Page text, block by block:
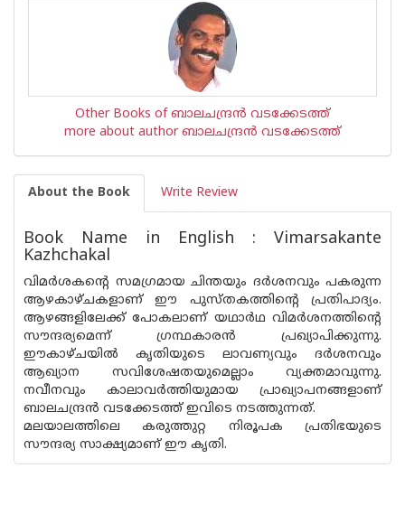
Other Books of ബാലചന്ദ്രന്‍‌ വടക്കേടത്ത്
more about author ബാലചന്ദ്രന്‍‌ വടക്കേടത്ത്
About the Book Write Review
Book Name in English : Vimarsakante
Kazhchakal
വിമര്‍ശകന്റെ സമഗ്രമായ ചിന്തയും ദര്‍ശനവും പകരുന്ന
ആഴകാഴ്ചകളാണ് ഈ പുസ്തകത്തിന്റെ പ്രതിപാദ്യം.
ആഴങ്ങളിലേക്ക് പോകലാണ് യഥാര്‍ഥ വിമര്‍ശനത്തിന്റെ
സൗന്ദര്യമെന്ന് ഗ്രന്ഥകാര‌ന്‍ പ്രഖ്യാപിക്കുന്നു.
ഈകാഴ്ചയില്‍ കൃതിയുടെ ലാവണ്യവും ദര്‍ശനവും
ആഖ്യാന സവിശേഷതയുമെല്ലാം വ്യക്തമാവുന്നു.
നവീനവും കാലാവര്‍ത്തിയുമായ പ്രാഖ്യാപനങ്ങളാണ്
ബാലചന്ദ്ര‌ന്‍ വടക്കേടത്ത് ഇവിടെ നടത്തുന്നത്.
മലയാലത്തിലെ കരുത്തുറ്റ നിരൂപക പ്രതിഭയുടെ
സൗന്ദര്യ സാക്ഷ്യമാണ് ഈ കൃതി.